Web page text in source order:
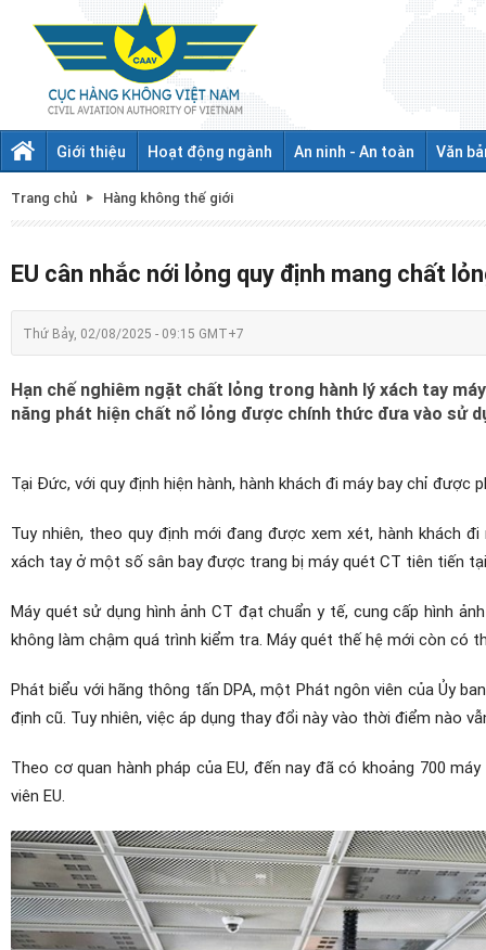
Giới thiệu Hoạt động ngành An ninh - An toàn Văn
Trang chủ Hàng không thế giới
EU cân nhắc nới lỏng quy định mang chất
Thứ Bảy, 02/08/2025 - 09:15 GMT+7
Hạn chế nghiêm ngặt chất lỏng trong hành lý xách tay
năng phát hiện chất nổ lỏng được chính thức đưa vào sử
Tại Đức, với quy định hiện hành, hành khách đi máy bay chỉ
Tuy nhiên, theo quy định mới đang được xem xét, hành khách
xách tay ở một số sân bay được trang bị máy quét CT tiên tiến
Máy quét sử dụng hình ảnh CT đạt chuẩn y tế, cung cấp hình
không làm chậm quá trình kiểm tra. Máy quét thế hệ mới còn có
Phát biểu với hãng thông tấn DPA, một Phát ngôn viên của Ủy
định cũ. Tuy nhiên, việc áp dụng thay đổi này vào thời điểm nào
Theo cơ quan hành pháp của EU, đến nay đã có khoảng 700
viên EU.